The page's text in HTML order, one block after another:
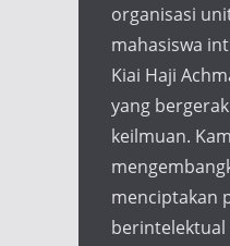
organisasi
mahasiswa
Kiai Haji
yang
keilmuan.
menciptakan
berintelektual